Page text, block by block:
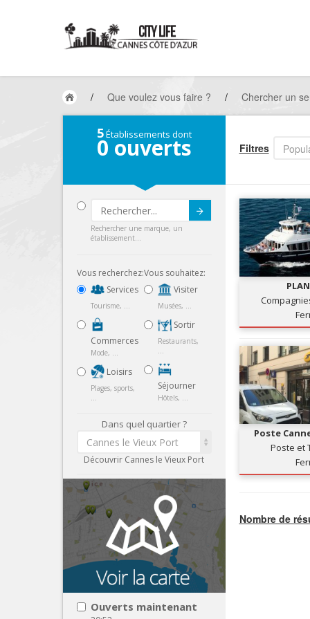
/ Que voulez vous faire ? / Chercher un
5Établissements dont
0 ouverts
Submit
Rechercher une marque, un
établissement...
Vous recherchez:
Services
Tourisme, ...
Commerces
Mode, ...
Loisirs
Plages, sports,
...
Vous souhaitez:
Visiter
Musées, ...
Sortir
Restaurants,
...
Séjourner
Hôtels, ...
Dans quel quartier ?
Cannes le Vieux Port
Découvrir Cannes le Vieux Port
Ouverts maintenant
Filtres
Poste
Poste et
Nombre de